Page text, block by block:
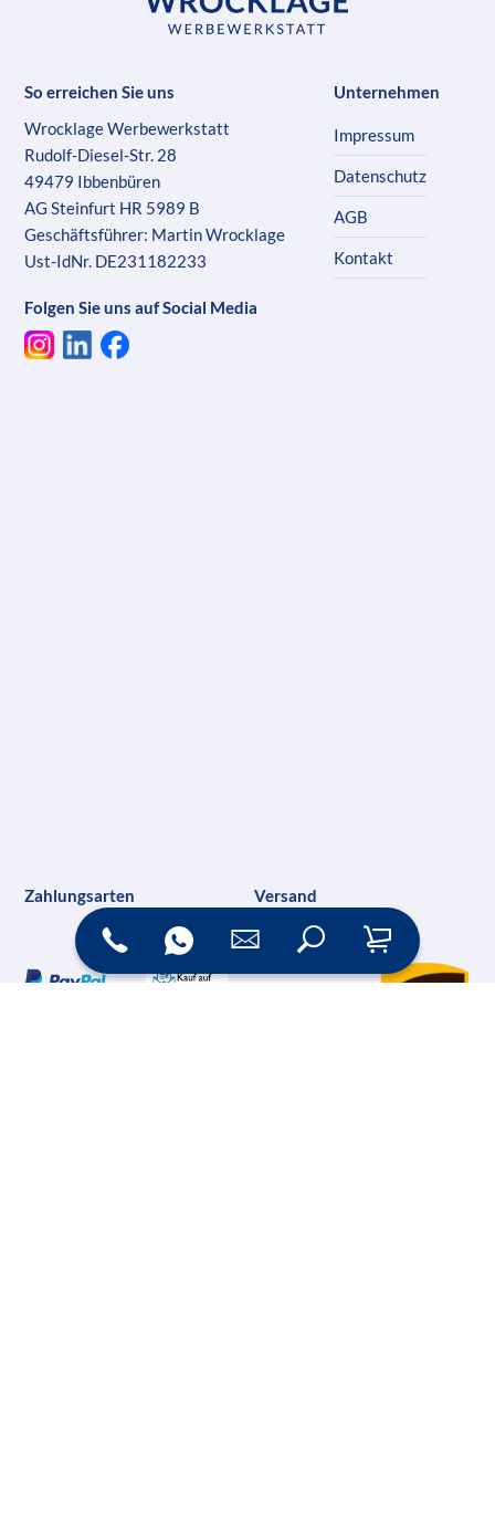
So erreichen Sie uns
Wrocklage Werbewerkstatt
Rudolf-Diesel-Str. 28
49479 Ibbenbüren
AG Steinfurt HR 5989 B
Geschäftsführer: Martin Wrocklage
Ust-IdNr. DE231182233
Folgen Sie uns auf Social Media
Unternehmen
Impressum
Datenschutz
AGB
Kontakt
Zahlungsarten Versand